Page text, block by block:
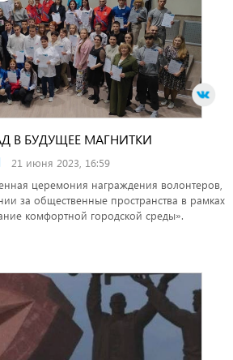
В БУДУЩЕЕ МАГНИТКИ
21 июня 2023, 16:59
церемония награждения волонтеров,
за общественные пространства в рамках
комфортной городской среды».